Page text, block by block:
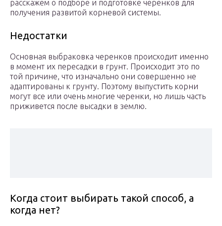
расскажем о подборе и подготовке черенков для
получения развитой корневой системы.
Недостатки
Основная выбраковка черенков происходит именно
в момент их пересадки в грунт. Происходит это по
той причине, что изначально они совершенно не
адаптированы к грунту. Поэтому выпустить корни
могут все или очень многие черенки, но лишь часть
приживется после высадки в землю.
Когда стоит выбирать такой способ, а
когда нет?